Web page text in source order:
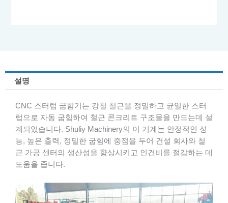
설명
CNC 스터럽 굽힘기는 강철 철근을 정밀하고 균일한 스터
럽으로 자동 굽힘하여 철근 콘크리트 구조물을 만드는데 설
계되었습니다. Shuliy Machinery의 이 기계는 안정적인 성
능, 높은 출력, 정밀한 굽힘에 중점을 두어 건설 회사와 철
근 가공 센터의 생산성을 향상시키고 인건비를 절감하는 데
도움을 줍니다.